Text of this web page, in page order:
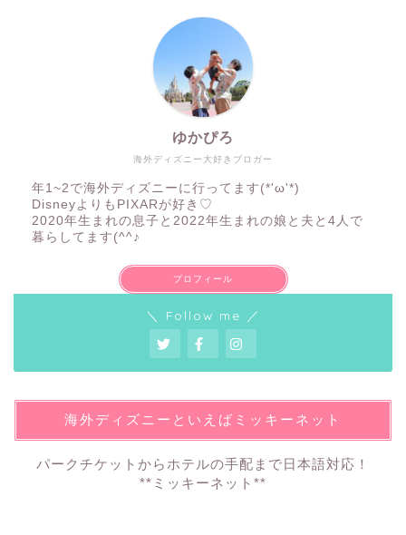
海外ディズニー大好きブロガー
ゆかぴろ
年1~2で海外ディズニーに行ってます(*'ω'*)
DisneyよりもPIXARが好き♡
2020年生まれの息子と2022年生まれの娘と夫と4人で
暮らしてます(^^♪
プロフィール
＼ Follow me ／
海外ディズニーといえばミッキーネット
パークチケットからホテルの手配まで日本語対応！
**ミッキーネット**